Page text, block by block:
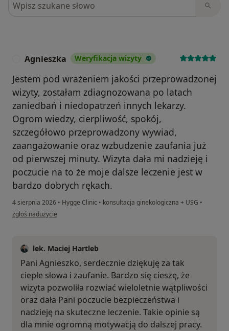
Agnieszka Weryfikacja wizyty
Jestem pod wrażeniem jakości przeprowadzonej
wizyty, zostałam zdiagnozowana po latach
zaniedbań i niedopatrzeń innych lekarzy.
Ogrom wiedzy, cierpliwość, spokój,
szczegółowo przeprowadzony wywiad,
zaangażowanie oraz wzbudzenie zaufania już
od pierwszej minuty. Wizyta dała mi nadzieję i
poczucie na to że moje dalsze leczenie jest w
bardzo dobrych rękach.
4 sierpnia 2026 • Hygge Clinic • konsultacja ginekologiczna + USG •
w opinii użytkownika Agnieszka
zgłoś nadużycie
lek. Maciej Hartleb
Pani Agnieszko, serdecznie dziękuję za tak
ciepłe słowa i zaufanie. Bardzo się cieszę, że
wizyta pozwoliła rozwiać wieloletnie wątpliwości
oraz dała Pani poczucie bezpieczeństwa i
nadzieję na skuteczne leczenie. Takie opinie są
dla mnie ogromną motywacją do dalszej pracy.